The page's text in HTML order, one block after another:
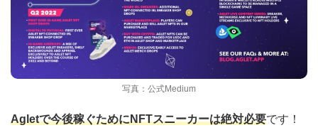
写真：公式Medium
Agletで今後稼ぐためにNFTスニーカーは絶対必要です！